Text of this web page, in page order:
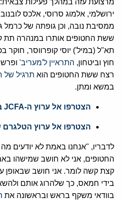
מרצועת עזה במהלך פעילות צבאית:
ירושלמי, אלמוג סרוסי, אלכס לובנוב
ממסיבת נובה, וכן גופתה של
ששת החטופים אותרו במנהרה תת
תא"ל (במיל') יוסי קופרווסר, חוקר
חוץ וביטחון, התראיין ל'מעריב'
רצח ששת החטופים הוא תרגיל
במשא ומתן.
הצטרפו אל ערוץ ה-JCFA בוואסטאפ
הצטרפו אל ערוץ הטלגרם
לדבריו, "אנחנו באמת לא יודעים
החטופים, אני לא חושב שמישהו
קצת קשה לומר. אני חושב שבאופן
בידי חמאס, כך שלהרוג אותם
בוודאי משקף בראש ובראשונה את